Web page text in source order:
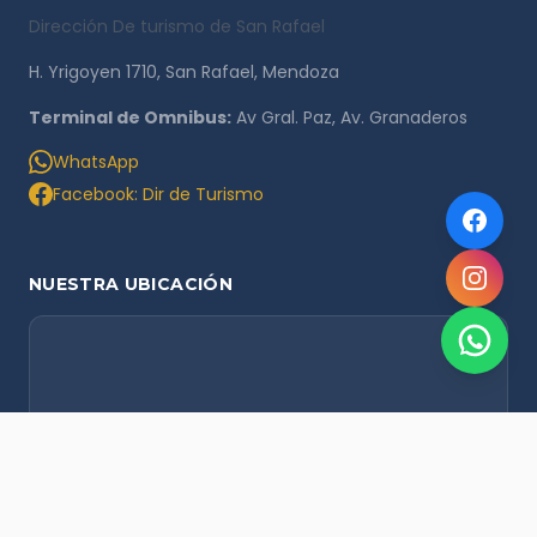
Dirección De turismo de San Rafael
H. Yrigoyen 1710, San Rafael, Mendoza
Terminal de Omnibus: Av Gral. Paz, Av. Granaderos
WhatsApp
Facebook: Dir de Turismo
NUESTRA UBICACIÓN